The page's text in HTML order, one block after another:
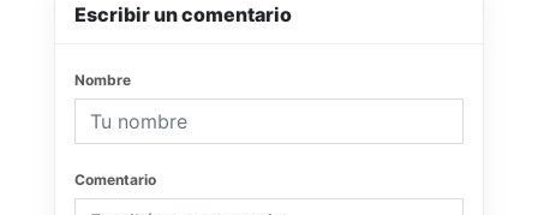
Escribir un comentario
Nombre
Comentario